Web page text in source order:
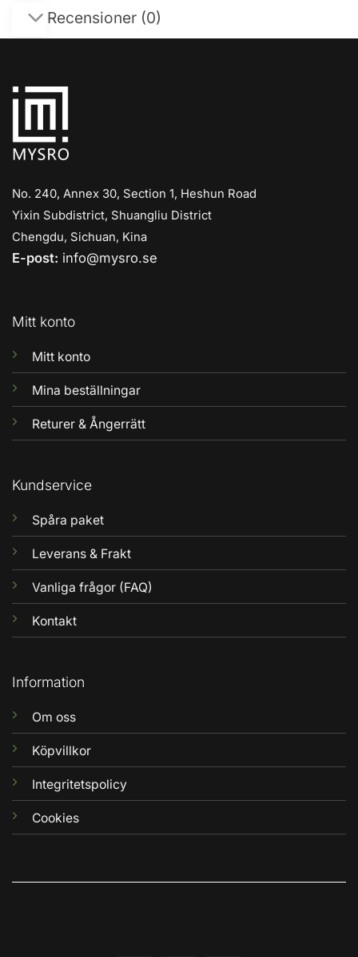
Recensioner (0)
No. 240, Annex 30, Section 1, Heshun Road
Yixin Subdistrict, Shuangliu District
Chengdu, Sichuan, Kina
E-post: info@mysro.se
Mitt konto
Mitt konto
Mina beställningar
Returer & Ångerrätt
Kundservice
Spåra paket
Leverans & Frakt
Vanliga frågor (FAQ)
Kontakt
Information
Om oss
Köpvillkor
Integritetspolicy
Cookies